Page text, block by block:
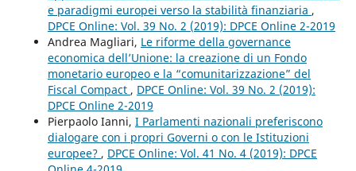
e paradigmi europei verso la stabilità finanziaria ,
DPCE Online: Vol. 39 No. 2 (2019): DPCE Online 2-2019
Andrea Magliari, Le riforme della governance
economica dell’Unione: la creazione di un Fondo
monetario europeo e la “comunitarizzazione” del
Fiscal Compact , DPCE Online: Vol. 39 No. 2 (2019):
DPCE Online 2-2019
Pierpaolo Ianni, I Parlamenti nazionali preferiscono
dialogare con i propri Governi o con le Istituzioni
europee? , DPCE Online: Vol. 41 No. 4 (2019): DPCE